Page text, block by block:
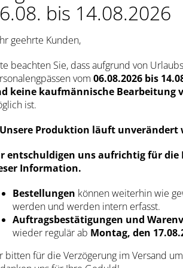
Spiralbohrer 3/8
bis 14.08.2026
geehrte Kunden,
beachten Sie, dass aufgrund von
vom06.08.2026 bis
keine kaufmännische Bearbeitung
ist.
Unsere Produktion läuft unverändert
entschuldigen uns aufrichtig für
Information.
Bestellungen können weiterhin wie
werden und werden intern erfasst.
Auftragsbestätigungen und
wieder regulär ab Montag, den
bitten für die Verzögerung im Versand
andere sind nicht notwendig. Die
Cookies helfen uns bei der
und werden für Marketingzwecke
Einwilligung umfasst die Speicherung
personenbezogener Daten sowie
Verarbeitung. Klicken Sie auf „Alle
in den Einsatz von nicht
einzuwilligen oder auf „Alle
anders entscheiden. Sie können unter
verwalten“ detaillierte Informationen
Einstellungen aufrufen. Sie können
jederzeit abwählen (z.B. in der
oder unten auf unserer Webseite).
ALLE AKZEPTIEREN
ALLE ABLEHNEN